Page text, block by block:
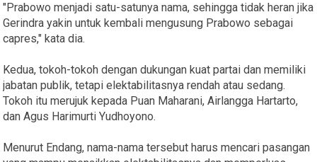
"Prabowo menjadi satu-satunya nama, sehingga tidak heran jika
Gerindra yakin untuk kembali mengusung Prabowo sebagai
capres," kata dia.
Kedua, tokoh-tokoh dengan dukungan kuat partai dan memiliki
jabatan publik, tetapi elektabilitasnya rendah atau sedang.
Tokoh itu merujuk kepada Puan Maharani, Airlangga Hartarto,
dan Agus Harimurti Yudhoyono.
Menurut Endang, nama-nama tersebut harus mencari pasangan